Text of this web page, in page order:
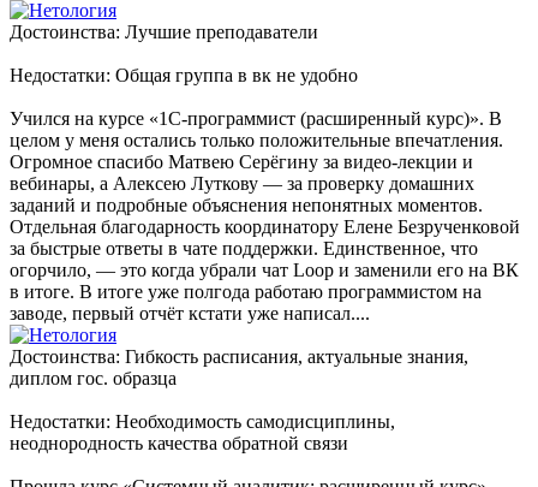
Достоинства: Лучшие преподаватели
Недостатки: Общая группа в вк не удобно
Учился на курсе «1С-программист (расширенный курс)». В
целом у меня остались только положительные впечатления.
Огромное спасибо Матвею Серёгину за видео-лекции и
вебинары, а Алексею Луткову — за проверку домашних
заданий и подробные объяснения непонятных моментов.
Отдельная благодарность координатору Елене Безрученковой
за быстрые ответы в чате поддержки. Единственное, что
огорчило, — это когда убрали чат Loop и заменили его на ВК
в итоге. В итоге уже полгода работаю программистом на
заводе, первый отчёт кстати уже написал....
Достоинства: Гибкость расписания, актуальные знания,
диплом гос. образца
Недостатки: Необходимость самодисциплины,
неоднородность качества обратной связи